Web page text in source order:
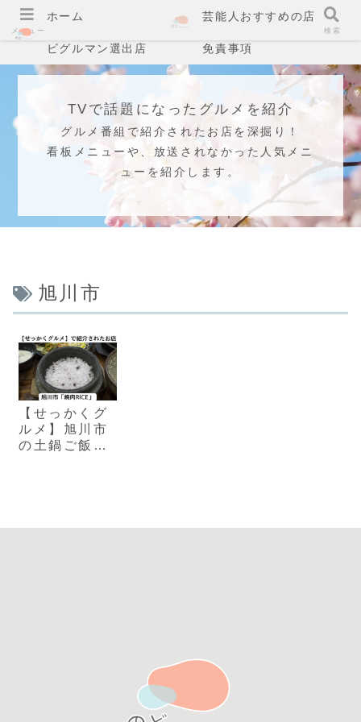
ホーム 芸能人おすすめの店
ビグルマン選出店 免責事項
TVで話題になったグルメを紹介
グルメ番組で紹介されたお店を深掘り！
看板メニューや、放送されなかった人気メニ
ューを紹介します。
旭川市
【せっかくグ
ルメ】旭川市
の土鍋ご飯が
メニュー 検索